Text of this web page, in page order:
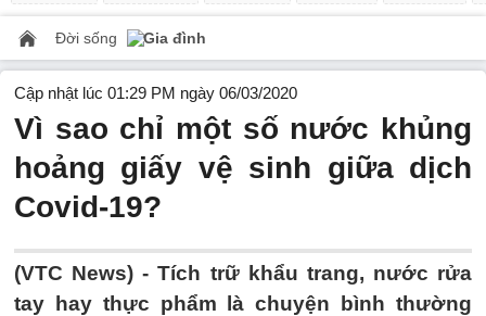
Đời sống Gia đình
Cập nhật lúc 01:29 PM ngày 06/03/2020
Vì sao chỉ một số nước khủng
hoảng giấy vệ sinh giữa dịch
Covid-19?
(VTC News) -Tích trữ khẩu trang, nước rửa
tay hay thực phẩm là chuyện bình thường